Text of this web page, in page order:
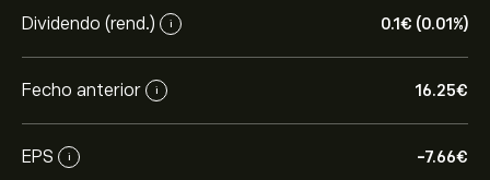
Dividendo (rend.) i 0.1‎€‎ (0.01%)
Fecho anterior i 16.25‎€‎
EPS i -7.66‎€‎